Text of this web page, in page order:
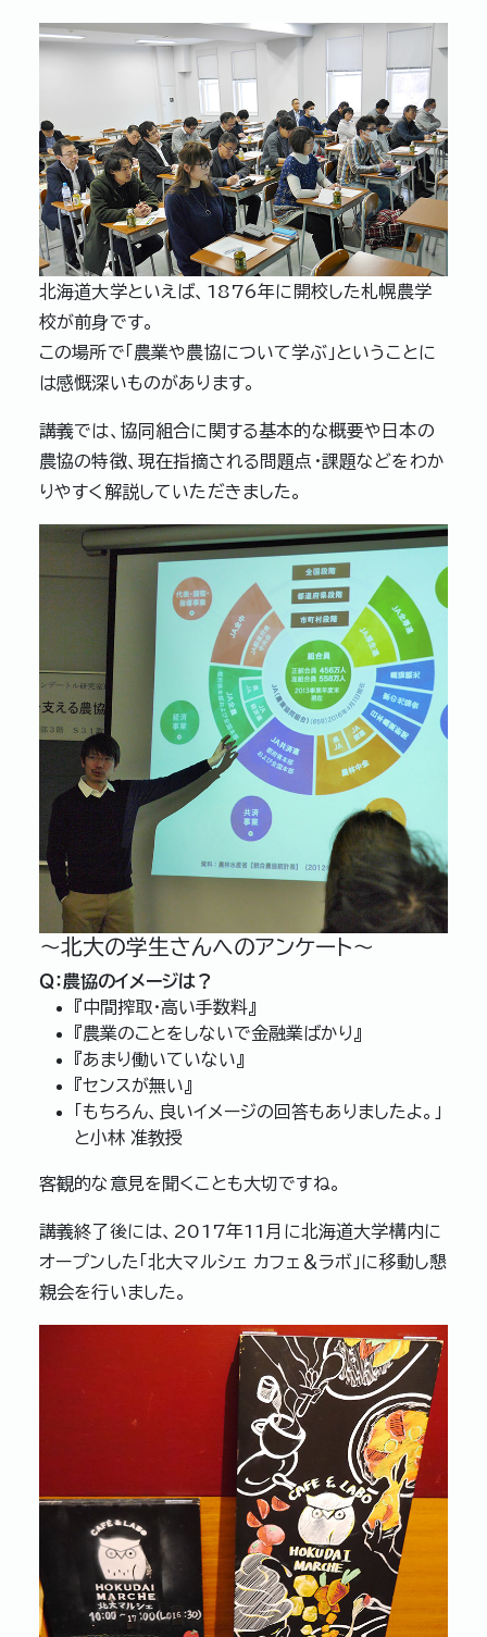
北海道大学といえば、1876年に開校した札幌農学
校が前身です。
この場所で「農業や農協について学ぶ」ということに
は感慨深いものがあります。
講義では、協同組合に関する基本的な概要や日本の
農協の特徴、現在指摘される問題点・課題などをわか
りやすく解説していただきました。
～北大の学生さんへのアンケート～
Ｑ：農協のイメージは？
『中間搾取・高い手数料』
『農業のことをしないで金融業ばかり』
『あまり働いていない』
『センスが無い』
「もちろん、良いイメージの回答もありましたよ。」
と小林 准教授
客観的な意見を聞くことも大切ですね。
講義終了後には、2017年11月に北海道大学構内に
オープンした「北大マルシェ カフェ＆ラボ」に移動し懇
親会を行いました。